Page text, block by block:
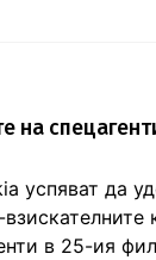
на
успяват да
в 25-ия